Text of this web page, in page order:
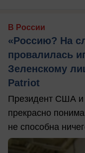
В России
«Россию? На
провалилась
Зеленскому
Patriot
Президент США и
прекрасно
не способна